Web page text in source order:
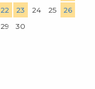
22 23 24 25
26
29 30